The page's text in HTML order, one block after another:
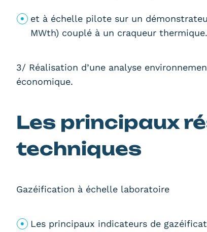
et à échelle pilote sur un
MWth) couplé à un craqueur thermique.
3/ Réalisation d’une analyse
économique.
Les principaux
techniques
Gazéification à échelle laboratoire
Les principaux indicateurs de